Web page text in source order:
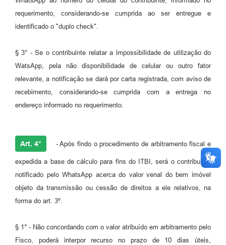
requerimento, considerando-se cumprida ao ser entregue e
identificado o "duplo check".
§ 3° - Se o contribuinte relatar a impossibilidade de utilização do
WatsApp, pela não disponibilidade de celular ou outro fator
relevante, a notificação se dará por carta registrada, com aviso de
recebimento, considerando-se cumprida com a entrega no
endereço informado no requerimento.
Art. 4° - Após findo o procedimento de arbitramento fiscal e
expedida a base de cálculo para fins do ITBI, será o contribuinte
notificado pelo WhatsApp acerca do valor venal do bem imóvel
objeto da transmissão ou cessão de direitos a ele relativos, na
forma do art. 3º.
§ 1° - Não concordando com o valor atribuído em arbitramento pelo
Fisco, poderá interpor recurso no prazo de 10 dias úteis,